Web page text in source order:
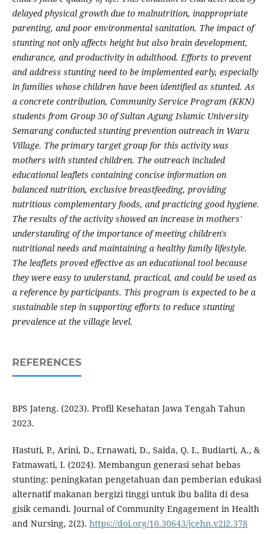
delayed physical growth due to malnutrition, inappropriate
parenting, and poor environmental sanitation. The impact of
stunting not only affects height but also brain development,
endurance, and productivity in adulthood. Efforts to prevent
and address stunting need to be implemented early, especially
in families whose children have been identified as stunted. As
a concrete contribution, Community Service Program (KKN)
students from Group 30 of Sultan Agung Islamic University
Semarang conducted stunting prevention outreach in Waru
Village. The primary target group for this activity was
mothers with stunted children. The outreach included
educational leaflets containing concise information on
balanced nutrition, exclusive breastfeeding, providing
nutritious complementary foods, and practicing good hygiene.
The results of the activity showed an increase in mothers'
understanding of the importance of meeting children's
nutritional needs and maintaining a healthy family lifestyle.
The leaflets proved effective as an educational tool because
they were easy to understand, practical, and could be used as
a reference by participants. This program is expected to be a
sustainable step in supporting efforts to reduce stunting
prevalence at the village level.
REFERENCES
BPS Jateng. (2023). Profil Kesehatan Jawa Tengah Tahun
2023.
Hastuti, P., Arini, D., Ernawati, D., Saida, Q. I., Budiarti, A., &
Fatmawati, I. (2024). Membangun generasi sehat bebas
stunting: peningkatan pengetahuan dan pemberian edukasi
alternatif makanan bergizi tinggi untuk ibu balita di desa
gisik cemandi. Journal of Community Engagement in Health
and Nursing, 2(2). https://doi.org/10.30643/jcehn.v2i2.378